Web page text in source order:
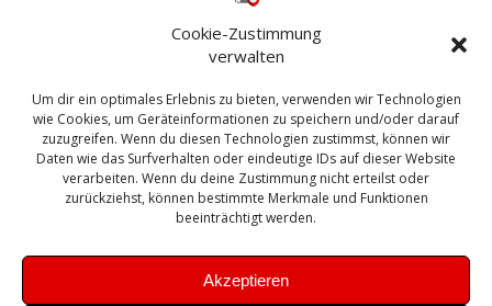
Cookie-Zustimmung
verwalten
Um dir ein optimales Erlebnis zu bieten, verwenden wir Technologien
wie Cookies, um Geräteinformationen zu speichern und/oder darauf
zuzugreifen. Wenn du diesen Technologien zustimmst, können wir
Daten wie das Surfverhalten oder eindeutige IDs auf dieser Website
verarbeiten. Wenn du deine Zustimmung nicht erteilst oder
zurückziehst, können bestimmte Merkmale und Funktionen
beeinträchtigt werden.
Akzeptieren
Exchange firewall Fritzbox
Microsoft
Sanierung SBS Security Server Sicherheit
Sicherung SIEM Sophos SSL Ubuntu
Update Upgrade UTM VCenter VCSA Veeam
VMWare VPN WAZUH Windows
Zertifikat